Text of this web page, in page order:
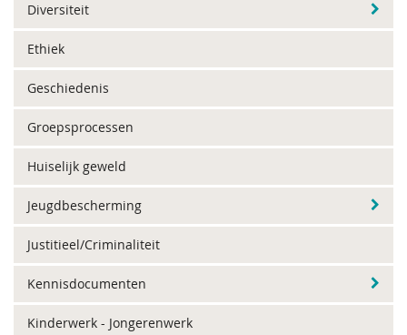
Diversiteit
Ethiek
Geschiedenis
Groepsprocessen
Huiselijk geweld
Jeugdbescherming
Justitieel/Criminaliteit
Kennisdocumenten
Kinderwerk - Jongerenwerk